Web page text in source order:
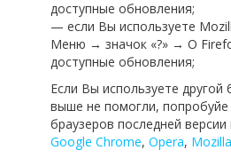
доступные обновления;
— если Вы используете
Меню → значок «?» → О
доступные обновления;
Если Вы используете другой
выше не помогли,
браузеров последней
Google Chrome, Opera,